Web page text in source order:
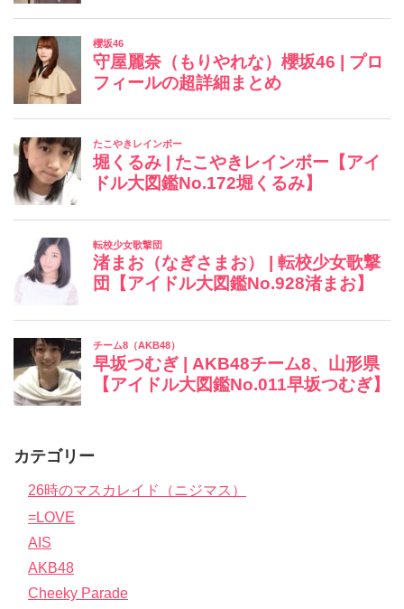
カテゴリー
26時のマスカレイド（ニジマス）
=LOVE
AIS
AKB48
Cheeky Parade